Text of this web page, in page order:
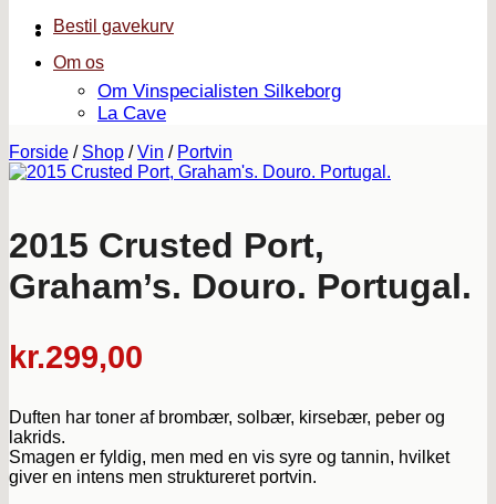
Bestil gavekurv
Om os
Om Vinspecialisten Silkeborg
La Cave
Forside / Shop / Vin / Portvin
2015 Crusted Port,
Graham’s. Douro. Portugal.
kr.299,00
Duften har toner af brombær, solbær, kirsebær, peber og
lakrids.
Smagen er fyldig, men med en vis syre og tannin, hvilket
giver en intens men struktureret portvin.